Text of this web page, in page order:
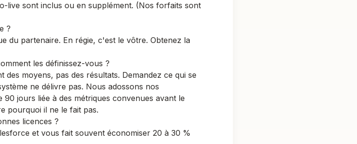
live sont inclus ou en supplément. (Nos forfaits sont
?
du partenaire. En régie, c'est le vôtre. Obtenez la
les définissez-vous ?
des moyens, pas des résultats. Demandez ce qui se
ne délivre pas. Nous adossons nos
90 jours liée à des métriques convenues avant le
pourquoi il ne le fait pas.
licences ?
et vous fait souvent économiser 20 à 30 %